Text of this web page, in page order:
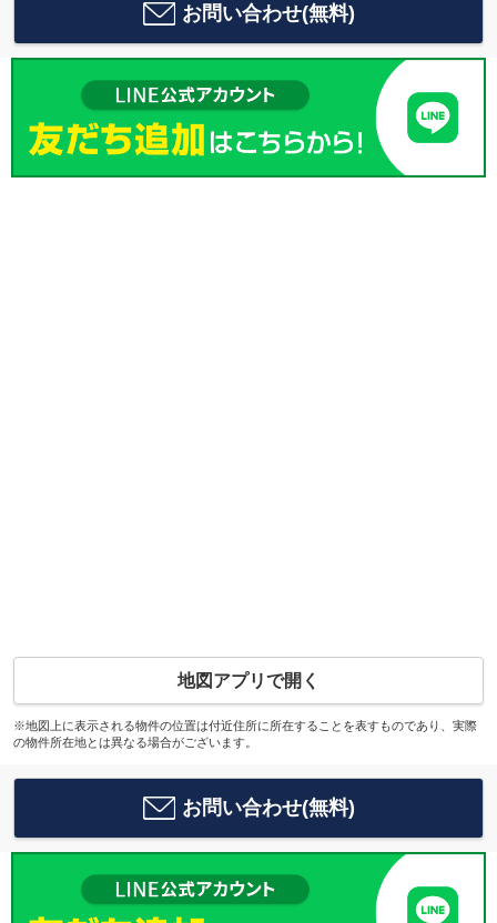
お問い合わせ(無料)
地図アプリで開く
※地図上に表示される物件の位置は付近住所に所在することを表すものであり、実際
の物件所在地とは異なる場合がございます。
お問い合わせ(無料)